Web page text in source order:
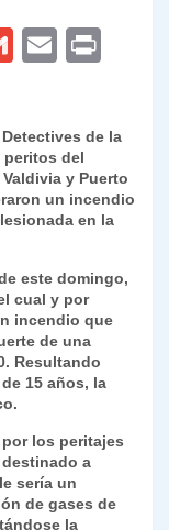
G
l
E
l
de la
peritos del
y Puerto
un incendio
en la
este domingo,
cual y por
incendio que
de una
Resultando
15 años, la
los peritajes
a
sería un
de gases de
la